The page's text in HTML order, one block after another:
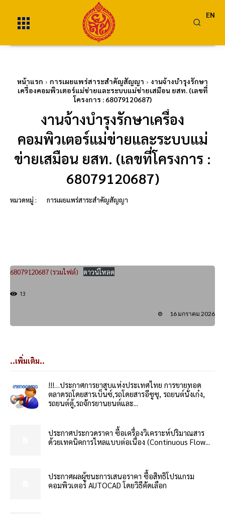
EN
หน้าแรก การเผยแพร่สาระสำคัญสัญญา
งานจ้างบำรุงรักษา
เครื่องคอมพิวเตอร์แม่ข่ายและระบบแม่ข่ายเสมือน ยสท. (เลขที่
โครงการ : 68079120687)
งานจ้างบำรุงรักษาเครื่อง
คอมพิวเตอร์แม่ข่ายและระบบแม่
ข่ายเสมือน ยสท. (เลขที่โครงการ :
68079120687)
หมวดหมู่ : การเผยแพร่สาระสำคัญสัญญา
68079120687 (รวมไฟล์) ดาวน์โหลด
13
16 มกราคม 2026
..เพิ่มเติม..
!!!…ประกาศการยาสูบแห่งประเทศไทย การขายทอด
ตลาดรถโดยสารเบ็นซ์,รถโดยสารอีซูซุ, รถยนต์นั่งเก๋ง,
รถยนต์ตู้,รถจักรยานยนต์และ...
ประกาศประกวดราคา ซื้อเครื่องวิเคราะห์ปริมาณสาร
ด้วยเทคนิคการไหลแบบต่อเนื่อง (Continuous Flow...
ประกาศผลผู้ชนะการเสนอราคา ซื้อสิทธิโปรแกรม
คอมพิวเตอร์ AUTOCAD โดยวิธีคัดเลือก